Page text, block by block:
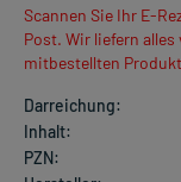
Scannen Sie Ihr E-
Post. Wir liefern
mitbestellten
Darreichung:
Inhalt:
PZN: